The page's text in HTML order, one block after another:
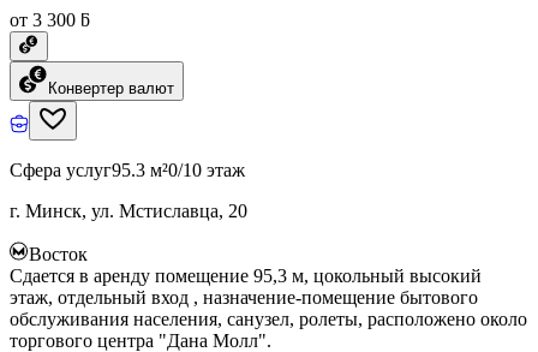
от 3 300 ƃ
Конвертер валют
Сфера услуг95.3 м²0/10 этаж
г. Минск, ул. Мстиславца, 20
Восток
Сдается в аренду помещение 95,3 м, цокольный высокий
этаж, отдельный вход , назначение-помещение бытового
обслуживания населения, санузел, ролеты, расположено около
торгового центра "Дана Молл".